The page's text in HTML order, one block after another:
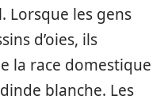
Lorsque les gens
d’oies, ils
la race domestique
blanche. Les